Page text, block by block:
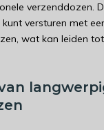
verzenddozen.
versturen met
wat kan leiden